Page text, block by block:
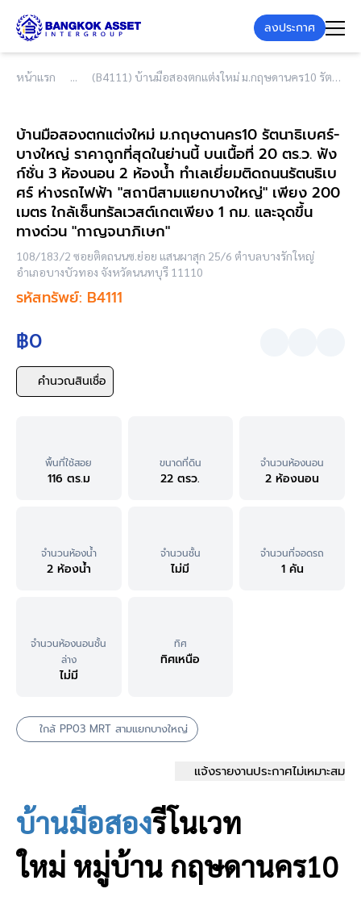
ลงประกาศ
หน้าแรก (B4111) บ้านมือสองตกแต่งใหม่ ม.กฤษดานคร10 รัตนาธิเบศร์-บางใหญ่ ราคาถูกที่สุดในย่านนี้ บนเนื้อที่ 20 ตร.ว. ฟังก์ชั่น 3 ห้องนอน 2 ห้องน้ำ ทำเลเยี่ยมติดถนนรัตนธิเบศร์ ห่างรถไฟฟ้า "สถานีสามแยกบางใหญ่" เพียง 200 เมตร ใกล้เซ็นทรัลเวสต์เกตเพียง 1 กม. และจุดขึ้นทางด่วน "กาญจนาภิเษก"
บ้านมือสองตกแต่งใหม่ ม.กฤษดานคร10 รัตนาธิเบศร์-
บางใหญ่ ราคาถูกที่สุดในย่านนี้ บนเนื้อที่ 20 ตร.ว. ฟัง
ก์ชั่น 3 ห้องนอน 2 ห้องน้ำ ทำเลเยี่ยมติดถนนรัตนธิเบ
ศร์ ห่างรถไฟฟ้า "สถานีสามแยกบางใหญ่" เพียง 200
เมตร ใกล้เซ็นทรัลเวสต์เกตเพียง 1 กม. และจุดขึ้น
ทางด่วน "กาญจนาภิเษก"
108/183/2 ซอยติดถนนซ.ย่อย แสนผาสุก 25/6 ตำบลบางรักใหญ่
อำเภอบางบัวทอง จังหวัดนนทบุรี 11110
รหัสทรัพย์: B4111
฿0
คำนวณสินเชื่อ
พื้นที่ใช้สอย
116 ตร.ม
ขนาดที่ดิน
22 ตรว.
จำนวนห้องนอน
2 ห้องนอน
จำนวนห้องน้ำ
2 ห้องน้ำ
จำนวนชั้น
ไม่มี
จำนวนที่จอดรถ
1 คัน
จำนวนห้องนอนชั้น
ล่าง
ไม่มี
ทิศ
ทิศเหนือ
ใกล้ PP03 MRT สามแยกบางใหญ่
แจ้งรายงานประกาศไม่เหมาะสม
บ้านมือสองรีโนเวท
ใหม่ หมู่บ้าน กฤษดานคร10